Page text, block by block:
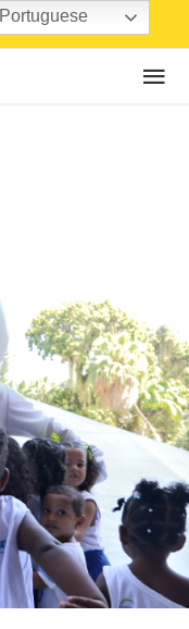
Portuguese